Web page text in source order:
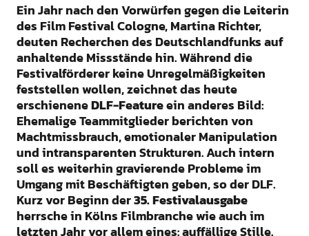
Ein Jahr nach den Vorwürfen gegen die Leiterin
des Film Festival Cologne, Martina Richter,
deuten Recherchen des Deutschlandfunks auf
anhaltende Missstände hin. Während die
Festivalförderer keine Unregelmäßigkeiten
feststellen wollen, zeichnet das heute
erschieneneDLF-Featureein anderes Bild:
Ehemalige Teammitglieder berichten von
Machtmissbrauch, emotionaler Manipulation
und intransparenten Strukturen. Auch intern
soll es weiterhin gravierende Probleme im
Umgang mit Beschäftigten geben, so der DLF.
Kurz vor Beginn der35. Festivalausgabe
herrsche in Kölns Filmbranche wie auch im
letzten Jahr vor allem eines: auffällige Stille.